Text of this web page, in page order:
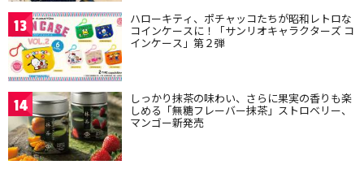
13 ハローキティ、ポチャッコたちが昭和レトロな
コインケースに！「サンリオキャラクターズ コ
インケース」第２弾
14 しっかり抹茶の味わい、さらに果実の香りも楽
しめる「無糖フレーバー抹茶」ストロベリー、
マンゴー新発売